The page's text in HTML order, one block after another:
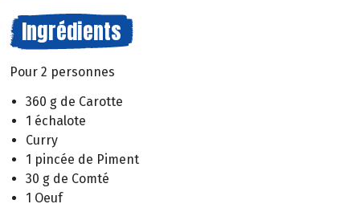
Ingrédients
Pour 2 personnes
360 g de Carotte
1 échalote
Curry
1 pincée de Piment
30 g de Comté
1 Oeuf